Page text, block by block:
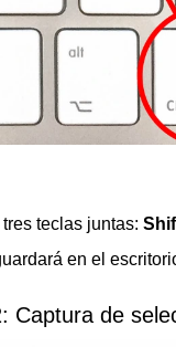
teclas juntas:
en el
Captura de